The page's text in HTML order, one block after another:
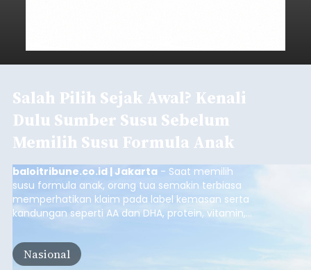
Salah Pilih Sejak Awal? Kenali
Dulu Sumber Susu Sebelum
Memilih Susu Formula Anak
baloitribune.co.id | Jakarta - Saat memilih
susu formula anak, orang tua semakin terbiasa
memperhatikan klaim pada label kemasan serta
kandungan seperti AA dan DHA, protein, vitamin,
yang belum banyak dicermati adalah dari mana
sumber susu yang digunakan.
Nasional